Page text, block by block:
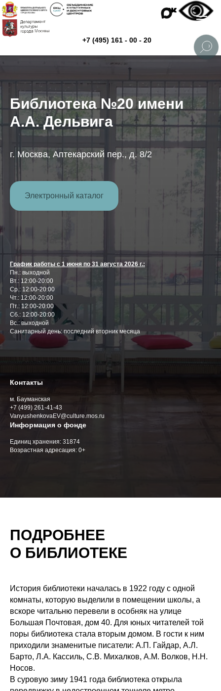
Библиотека №20 имени
А.А. Дельвига
г. Москва, Аптекарский пер., д. 8/2
Электронный каталог
График работы с 1 июня по 31 августа 2026 г.:
Пн.: выходной
Вт.: 12:00-20:00
Ср.: 12:00-20:00
Чт.: 12:00-20:00
Пт.: 12:00-20:00
Сб.: 12:00-20:00
Вс.: выходной
Cанитарный день: последний вторник месяца
Контакты
м. Бауманская
+7 (499) 261-41-43
VanyushenkovaEV@culture.mos.ru
Информация о фонде
Единиц хранения: 31874
Возрастная адресация: 0+
ПОДРОБНЕЕ
О БИБЛИОТЕКЕ
История библиотеки началась в 1922 году с одной
комнаты, которую выделили в помещении школы, а
вскоре читальню перевели в особняк на улице
Большая Почтовая, дом 40. Для юных читателей той
поры библиотека стала вторым домом. В гости к ним
приходили знаменитые писатели: А.П. Гайдар, А.Л.
Барто, Л.А. Кассиль, С.В. Михалков, А.М. Волков, Н.Н.
Носов.
В суровую зиму 1941 года библиотека открыла